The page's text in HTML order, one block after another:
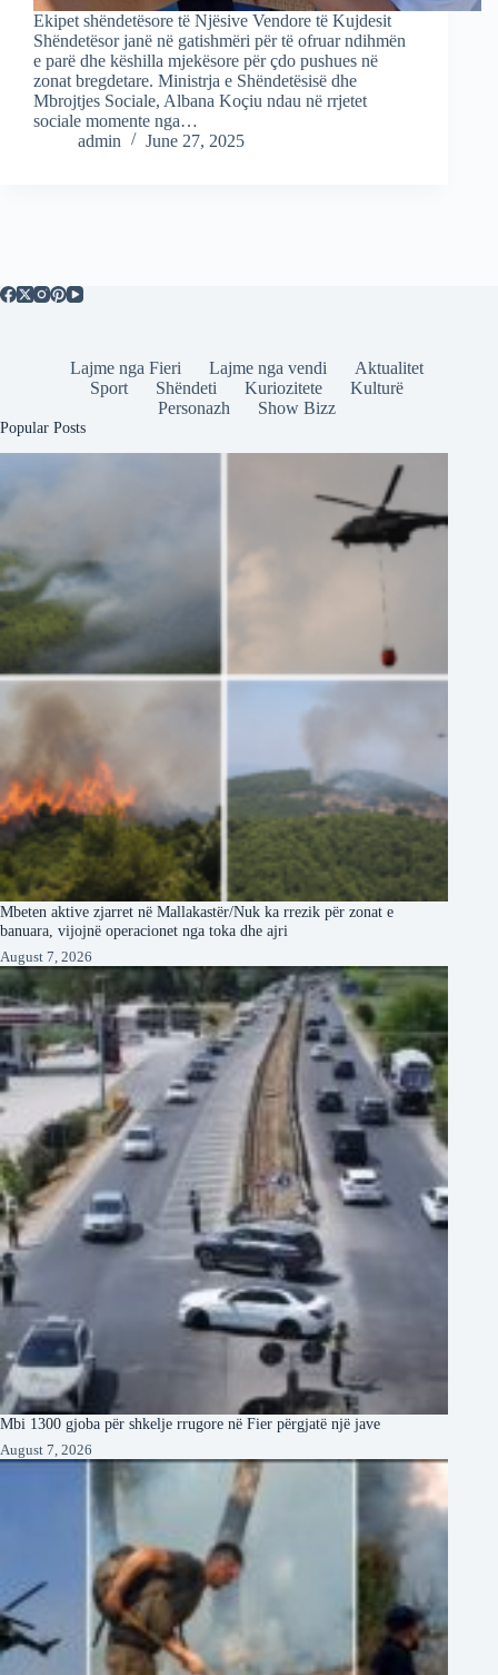
Ekipet shëndetësore të Njësive Vendore të Kujdesit
Shëndetësor janë në gatishmëri për të ofruar ndihmën
e parë dhe këshilla mjekësore për çdo pushues në
zonat bregdetare. Ministrja e Shëndetësisë dhe
Mbrojtjes Sociale, Albana Koçiu ndau në rrjetet
sociale momente nga…
admin
June 27, 2025
Lajme nga Fieri Lajme nga vendi
Aktualitet
Sport
Shëndeti Kuriozitete
Kulturë
Personazh
Show Bizz
Popular Posts
Mbeten aktive zjarret në Mallakastër/Nuk ka rrezik për zonat e
banuara, vijojnë operacionet nga toka dhe ajri
August 7, 2026
Mbi 1300 gjoba për shkelje rrugore në Fier përgjatë një jave
August 7, 2026